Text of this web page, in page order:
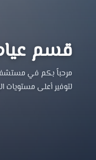
قسم
مرحباً بكم في مستشفى
لتوفير أعلى مستويات